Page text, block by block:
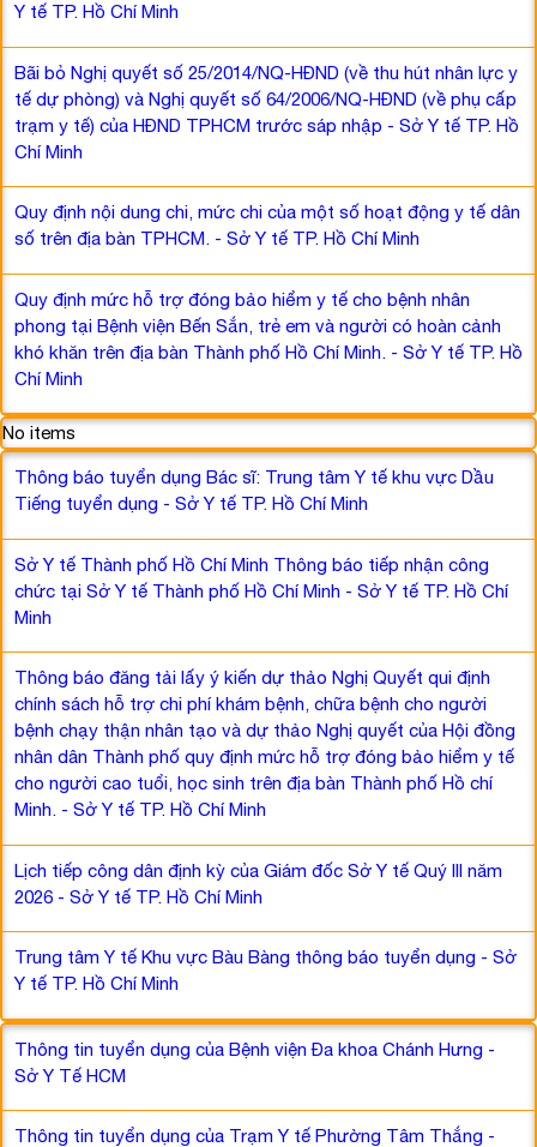
Y tế TP. Hồ Chí Minh
Bãi bỏ Nghị quyết số 25/2014/NQ-HĐND (về thu hút nhân lực y
tế dự phòng) và Nghị quyết số 64/2006/NQ-HĐND (về phụ cấp
trạm y tế) của HĐND TPHCM trước sáp nhập - Sở Y tế TP. Hồ
Chí Minh
Quy định nội dung chi, mức chi của một số hoạt động y tế dân
số trên địa bàn TPHCM. - Sở Y tế TP. Hồ Chí Minh
Quy định mức hỗ trợ đóng bảo hiểm y tế cho bệnh nhân
phong tại Bệnh viện Bến Sắn, trẻ em và người có hoàn cảnh
khó khăn trên địa bàn Thành phố Hồ Chí Minh. - Sở Y tế TP. Hồ
Chí Minh
No items
Thông báo tuyển dụng Bác sĩ: Trung tâm Y tế khu vực Dầu
Tiếng tuyển dụng - Sở Y tế TP. Hồ Chí Minh
Sở Y tế Thành phố Hồ Chí Minh Thông báo tiếp nhận công
chức tại Sở Y tế Thành phố Hồ Chí Minh - Sở Y tế TP. Hồ Chí
Minh
Thông báo đăng tải lấy ý kiến dự thảo Nghị Quyết qui định
chính sách hỗ trợ chi phí khám bệnh, chữa bệnh cho người
bệnh chạy thận nhân tạo và dự thảo Nghị quyết của Hội đồng
nhân dân Thành phố quy định mức hỗ trợ đóng bảo hiểm y tế
cho người cao tuổi, học sinh trên địa bàn Thành phố Hồ chí
Minh. - Sở Y tế TP. Hồ Chí Minh
Lịch tiếp công dân định kỳ của Giám đốc Sở Y tế Quý III năm
2026 - Sở Y tế TP. Hồ Chí Minh
Trung tâm Y tế Khu vực Bàu Bàng thông báo tuyển dụng - Sở
Y tế TP. Hồ Chí Minh
Thông tin tuyển dụng của Bệnh viện Đa khoa Chánh Hưng -
Sở Y Tế HCM
Thông tin tuyển dụng của Trạm Y tế Phường Tâm Thắng -